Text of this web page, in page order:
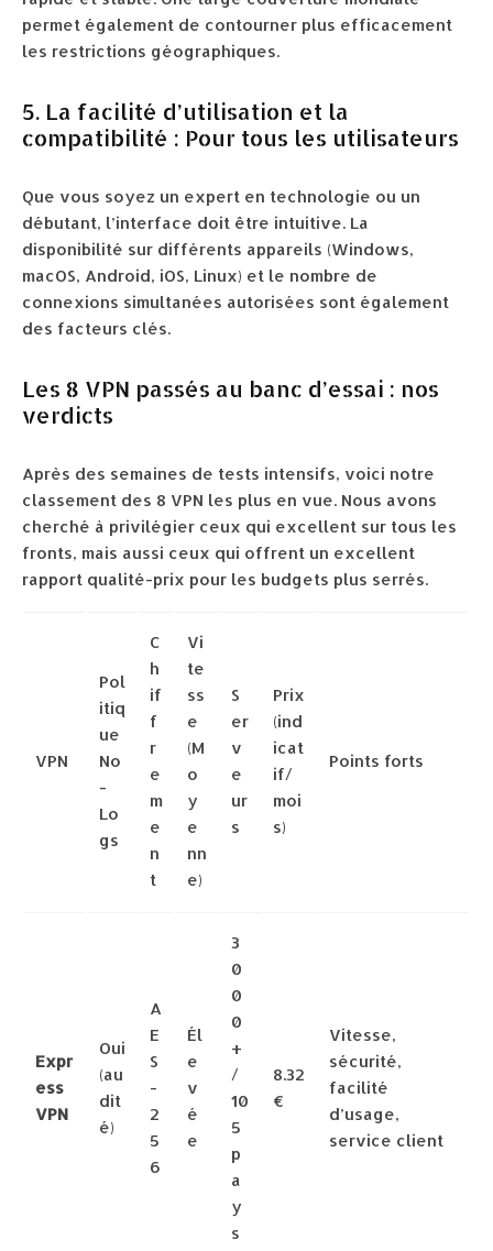
permet également de contourner plus efficacement
les restrictions géographiques.
5. La facilité d’utilisation et la
compatibilité : Pour tous les utilisateurs
Que vous soyez un expert en technologie ou un
débutant, l’interface doit être intuitive. La
disponibilité sur différents appareils (Windows,
macOS, Android, iOS, Linux) et le nombre de
connexions simultanées autorisées sont également
des facteurs clés.
Les 8 VPN passés au banc d’essai : nos
verdicts
Après des semaines de tests intensifs, voici notre
classement des 8 VPN les plus en vue. Nous avons
cherché à privilégier ceux qui excellent sur tous les
fronts, mais aussi ceux qui offrent un excellent
rapport qualité-prix pour les budgets plus serrés.
VPN
Pol
itiq
ue
No
-
Lo
gs
C
h
if
f
r
e
m
e
n
t
Vi
te
ss
e
(M
o
y
e
nn
e)
S
er
v
e
ur
s
Prix
(ind
icat
if/
moi
s)
Points forts
Expr
ess
VPN
Oui
(au
dit
é)
A
E
S
-
2
5
6
Él
e
v
é
e
3
0
0
0
+
/
10
5
p
a
y
s
8.32
€
Vitesse,
sécurité,
facilité
d’usage,
service client